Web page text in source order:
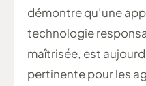
démontre qu’une
technologie
maîtrisée, est
pertinente pour les